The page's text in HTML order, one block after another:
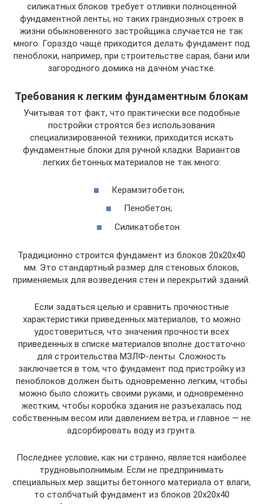
силикатных блоков требует отливки полноценной
фундаментной ленты, но таких грандиозных строек в
жизни обыкновенного застройщика случается не так
много. Гораздо чаще приходится делать фундамент под
пеноблоки, например, при строительстве сарая, бани или
загородного домика на дачном участке.
Требования к легким фундаментным блокам
Учитывая тот факт, что практически все подобные
постройки строятся без использования
специализированной техники, приходится искать
фундаментные блоки для ручной кладки. Вариантов
легких бетонных материалов не так много:
Керамзитобетон;
Пенобетон;
Силикатобетон.
Традиционно строится фундамент из блоков 20х20х40
мм. Это стандартный размер для стеновых блоков,
применяемых для возведения стен и перекрытий зданий.
Если задаться целью и сравнить прочностные
характеристики приведенных материалов, то можно
удостовериться, что значения прочности всех
приведенных в списке материалов вполне достаточно
для строительства МЗЛФ-ленты. Сложность
заключается в том, что фундамент под пристройку из
пеноблоков должен быть одновременно легким, чтобы
можно было сложить своими руками, и одновременно
жестким, чтобы коробка здания не разъехалась под
собственным весом или давлением ветра, и главное — не
адсорбировать воду из грунта.
Последнее условие, как ни странно, является наиболее
трудновыполнимым. Если не предпринимать
специальных мер защиты бетонного материала от влаги,
то столбчатый фундамент из блоков 20х20х40